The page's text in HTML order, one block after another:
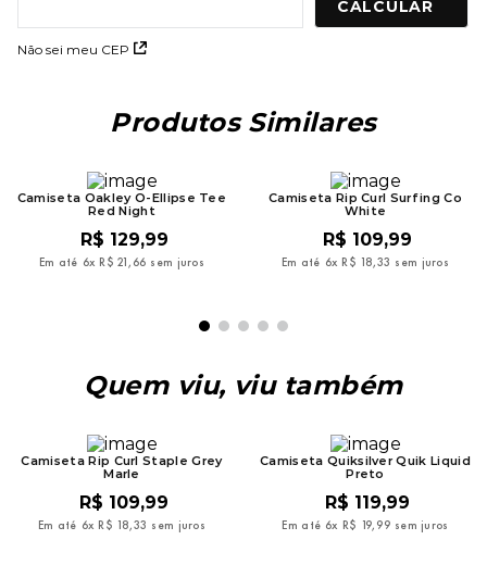
Não sei meu CEP
Produtos Similares
Camiseta Oakley O-Ellipse Tee
Red Night
R$ 129,99
Em até 6x R$ 21 , 66 sem juros
Camiseta Rip Curl Surfing Co
White
R$ 109,99
Em até 6x R$ 18,33 sem juros
Quem viu, viu também
Camiseta Rip Curl Staple Grey
Marle
R$ 109,99
Em até 6x R$ 18,33 sem juros
Camiseta Quiksilver Quik Liquid
Preto
R$ 119,99
Em até 6x R$ 19, 99 sem juros